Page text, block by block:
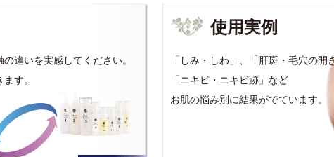
違いを実感してください。
す。
使用実例
「しみ・しわ」、「肝斑・毛穴の開
「ニキビ・ニキビ跡」など
お肌の悩み別に結果がでています。